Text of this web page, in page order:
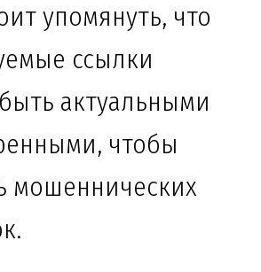
упомянуть, что
ссылки
актуальными
чтобы
мошеннических